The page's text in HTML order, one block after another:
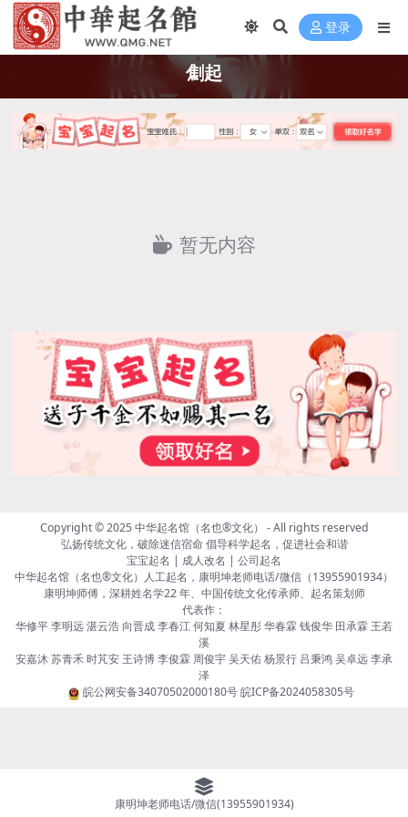
登录
劁起
暂无内容
Copyright © 2025中华起名馆（名也®文化） - All rights reserved
弘扬传统文化，破除迷信宿命 倡导科学起名，促进社会和谐
宝宝起名 | 成人改名 | 公司起名
中华起名馆（名也®文化）人工起名，康明坤老师电话/微信（13955901934）
康明坤师傅，深耕姓名学22 年、中国传统文化传承师、起名策划师
代表作：
华修平 李明远 湛云浩 向晋成 李春江 何知夏 林星彤 华春霖 钱俊华 田承霖 王若
溪
安嘉沐 苏青禾 时芃安 王诗博 李俊霖 周俊宇 吴天佑 杨景行 吕秉鸿 吴卓远 李承
泽
皖公网安备34070502000180号皖ICP备2024058305号
康明坤老师电话/微信(13955901934)